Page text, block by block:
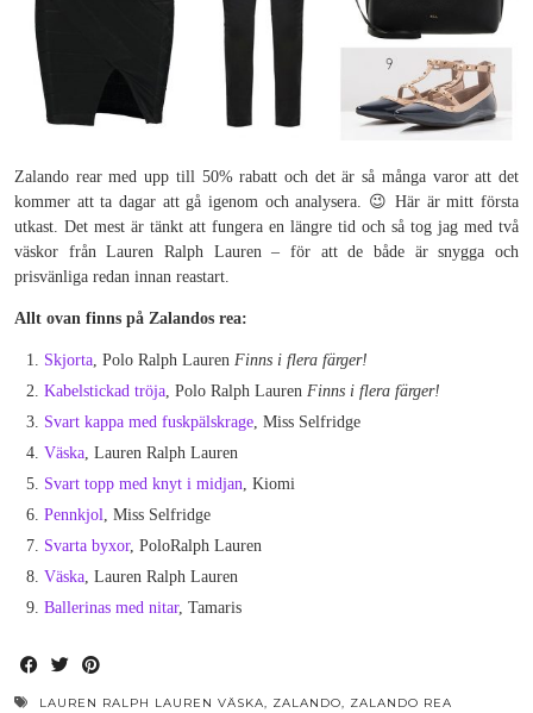
Zalando rear med upp till 50% rabatt och det är så många varor att det
kommer att ta dagar att gå igenom och analysera. 😉 Här är mitt första
utkast. Det mest är tänkt att fungera en längre tid och så tog jag med två
väskor från Lauren Ralph Lauren – för att de både är snygga och
prisvänliga redan innan reastart.
Allt ovan finns på Zalandos rea:
Skjorta, Polo Ralph Lauren Finns i flera färger!
Kabelstickad tröja, Polo Ralph Lauren Finns i flera färger!
Svart kappa med fuskpälskrage, Miss Selfridge
Väska, Lauren Ralph Lauren
Svart topp med knyt i midjan, Kiomi
Pennkjol, Miss Selfridge
Svarta byxor, PoloRalph Lauren
Väska, Lauren Ralph Lauren
Ballerinas med nitar, Tamaris
LAUREN RALPH LAUREN VÄSKA, ZALANDO, ZALANDO REA